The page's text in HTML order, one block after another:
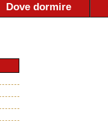
Dove dormire